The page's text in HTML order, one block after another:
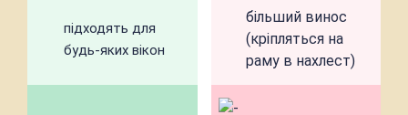
підходять для
будь-яких вікон
більший винос
(кріпляться на
раму в нахлест)